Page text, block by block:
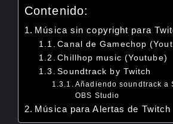
Contenido:
Música sin copyright para
Canal de Gamechop
Chillhop music (Youtube)
Soundtrack by Twitch
Añadiendo soundtrack a
OBS Studio
Música para Alertas de Twitch